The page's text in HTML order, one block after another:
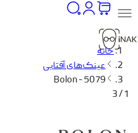
خانه
عینک‌های آفتابی
Bolon - 5079
1 / 3